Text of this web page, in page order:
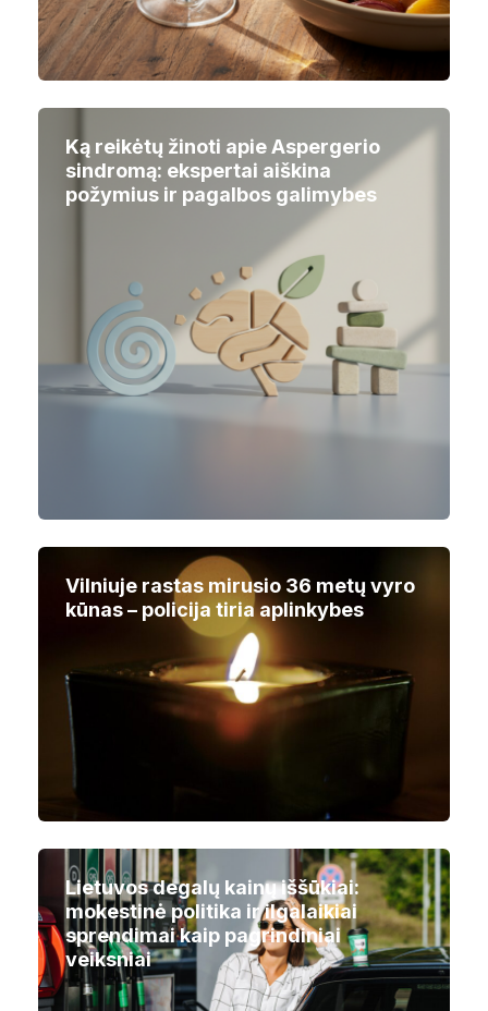
Ką reikėtų žinoti apie Aspergerio
sindromą: ekspertai aiškina
požymius ir pagalbos galimybes
Vilniuje rastas mirusio 36 metų vyro
kūnas – policija tiria aplinkybes
Lietuvos degalų kainų iššūkiai:
mokestinė politika ir ilgalaikiai
sprendimai kaip pagrindiniai
veiksniai